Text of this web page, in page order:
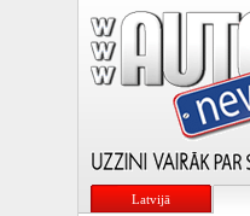
Latvijā